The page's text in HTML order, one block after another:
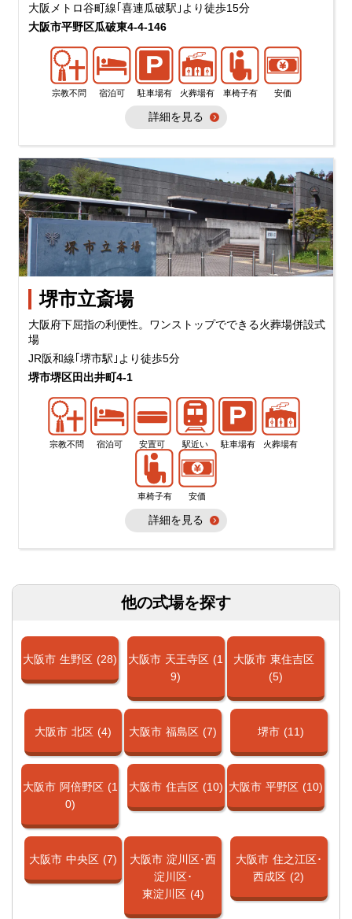
大阪メトロ谷町線｢喜連瓜破駅｣より徒歩15分
大阪市平野区瓜破東4-4-146
宗教不問 宿泊可 駐車場有 火葬場有 車椅子有 安価
詳細を見る
堺市立斎場
大阪府下屈指の利便性。ワンストップでできる火葬場併設式
場
JR阪和線｢堺市駅｣より徒歩5分
堺市堺区田出井町4-1
宗教不問 宿泊可 安置可 駅近い 駐車場有 火葬場有
車椅子有 安価
詳細を見る
他の式場を探す
大阪市 生野区 (28) 大阪市 天王寺区 (1
9)
大阪市 東住吉区
(5)
大阪市 北区 (4) 大阪市 福島区 (7) 堺市 (11)
大阪市 阿倍野区 (1
0)
大阪市 住吉区 (10) 大阪市 平野区 (10)
大阪市 中央区 (7) 大阪市 淀川区･西
淀川区･
東淀川区 (4)
大阪市 住之江区･
西成区 (2)